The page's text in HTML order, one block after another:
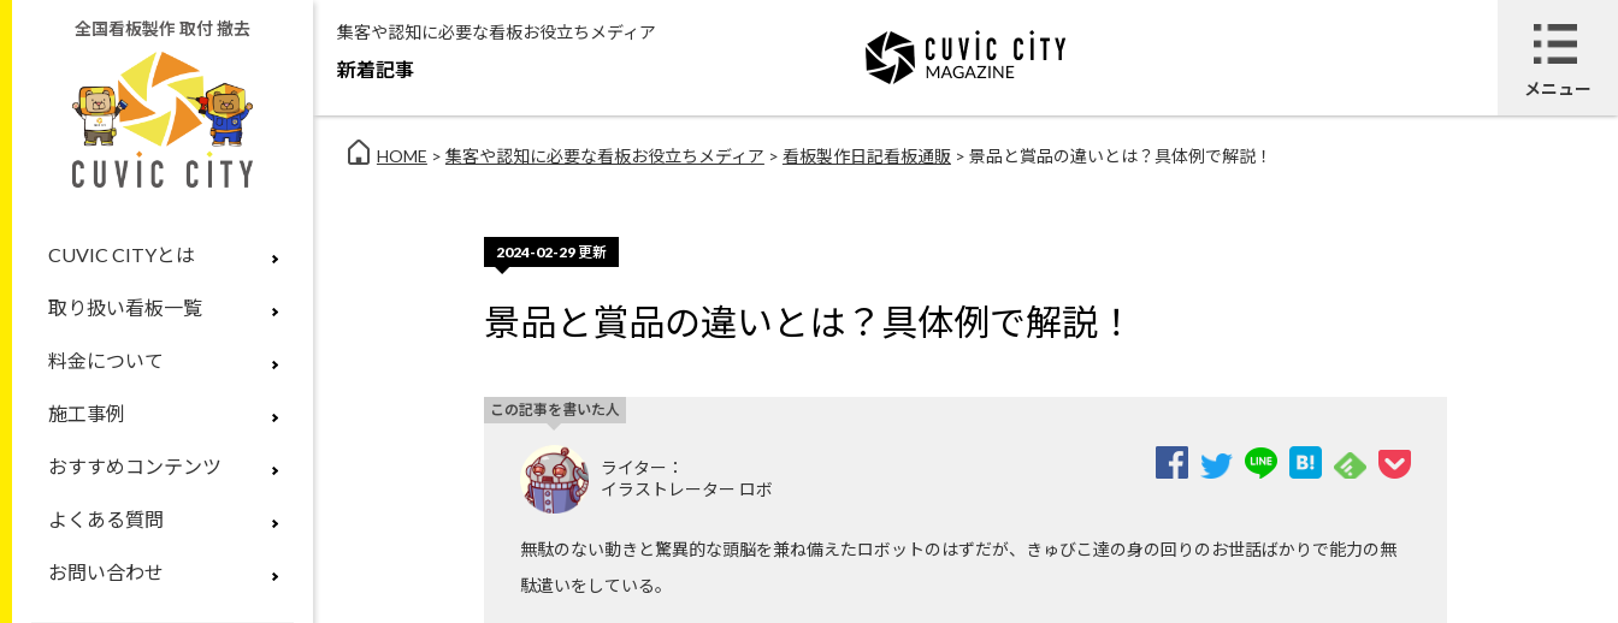
全国看板製作 取付 撤去
CUVIC CITYとは
取り扱い看板一覧
料金について
施工事例
おすすめコンテンツ
よくある質問
お問い合わせ
集客や認知に必要な看板お役立ちメディア
新着記事
メニュー
HOME > 集客や認知に必要な看板お役立ちメディア > 看板製作日記看板通販> 景品と賞品の違いとは？具体例で解説！
2024-02-29 更新
景品と賞品の違いとは？具体例で解説！
ライター：
イラストレーター ロボ
無駄のない動きと驚異的な頭脳を兼ね備えたロボットのはずだが、きゅびこ達の身の回りのお世話ばかりで能力の無
駄遣いをしている。
この記事を書いた人